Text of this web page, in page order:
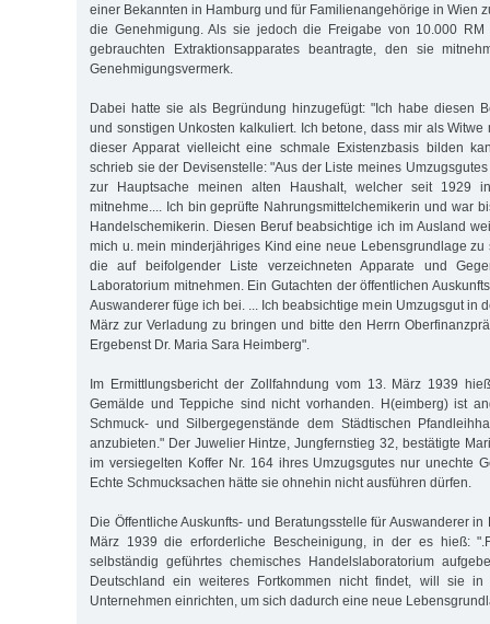
einer Bekannten in Hamburg und für Familienangehörige in Wien
die Genehmigung. Als sie jedoch die Freigabe von 10.000 RM
gebrauchten Extraktionsapparates beantragte, den sie
Genehmigungsvermerk.
Dabei hatte sie als Begründung hinzugefügt: "Ich habe diesen
und sonstigen Unkosten kalkuliert. Ich betone, dass mir als
dieser Apparat vielleicht eine schmale Existenzbasis bilden
schrieb sie der Devisenstelle: "Aus der Liste meines
zur Hauptsache meinen alten Haushalt, welcher seit 1929
mitnehme.... Ich bin geprüfte Nahrungsmittelchemikerin und war
Handelschemikerin. Diesen Beruf beabsichtige ich im Ausland
mich u. mein minderjähriges Kind eine neue Lebensgrundlage zu
die auf beifolgender Liste verzeichneten Apparate und
Laboratorium mitnehmen. Ein Gutachten der öffentlichen
Auswanderer füge ich bei. ... Ich beabsichtige mein Umzugsgut in
März zur Verladung zu bringen und bitte den Herrn
Ergebenst Dr. Maria Sara Heimberg".
Im Ermittlungsbericht der Zollfahndung vom 13. März 1939
Gemälde und Teppiche sind nicht vorhanden. H(eimberg) ist
Schmuck- und Silbergegenstände dem Städtischen
anzubieten." Der Juwelier Hintze, Jungfernstieg 32, bestätigte
im versiegelten Koffer Nr. 164 ihres Umzugsgutes nur unechte
Echte Schmucksachen hätte sie ohnehin nicht ausführen dürfen.
Die Öffentliche Auskunfts- und Beratungsstelle für Auswanderer
März 1939 die erforderliche Bescheinigung, in der es hieß:
selbständig geführtes chemisches Handelslaboratorium
Deutschland ein weiteres Fortkommen nicht findet, will sie
Unternehmen einrichten, um sich dadurch eine neue